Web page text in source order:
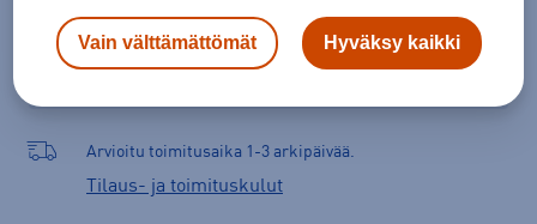
Valitse koko nähdäksesi myymäläsaatavuuden.
Arvioitu toimitusaika 1-3 arkipäivää.
Tilaus- ja toimituskulut
Vain välttämättömät Hyväksy kaikki